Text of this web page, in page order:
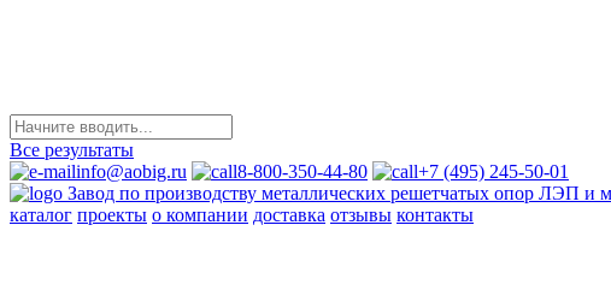
Все результаты
info@aobig.ru
8-800-350-44-80
+7 (495) 245-50-01
Завод по производству металлических решетчатых опор ЛЭП и
каталог проекты о компании доставка отзывы контакты